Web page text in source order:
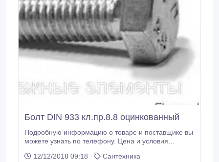
Болт DIN 933 кл.пр.8.8 оцинкованный
Подробную информацию о товаре и поставщике вы
можете узнать по телефону. Цена и условия
12/12/2018 09:18
Сантехника